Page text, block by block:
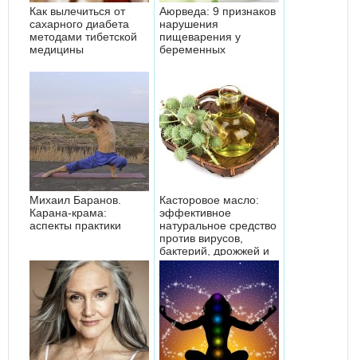
Как вылечиться от
сахарного диабета
методами тибетской
медицины
Аюрведа: 9 признаков
нарушения
пищеварения у
беременных
Михаил Баранов.
Карана-крама:
аспекты практики
Касторовое масло:
эффективное
натуральное средство
против вирусов,
бактерий, дрожжей и
плесневых гри...